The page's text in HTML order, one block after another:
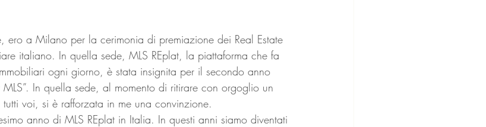
a Milano per la cerimonia di premiazione dei Real Estate
italiano. In quella sede, MLS REplat, la piattaforma che fa
ogni giorno, è stata insignita per il secondo anno
In quella sede, al momento di ritirare con orgoglio un
voi, si è rafforzata in me una convinzione.
anno di MLS REplat in Italia. In questi anni siamo diventati